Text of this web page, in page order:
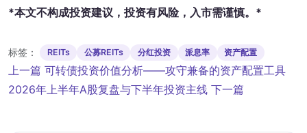
*本文不构成投资建议，投资有风险，入市需谨慎。*
标签： REITs 公募REITs 分红投资 派息率 资产配置
文
章
上一篇 可转债投资价值分析——攻守兼备的资产配置工具
2026年上半年A股复盘与下半年投资主线 下一篇